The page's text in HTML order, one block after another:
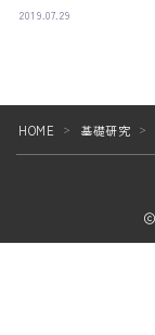
2019.07.29
HOME ＞ 基礎研究 ＞